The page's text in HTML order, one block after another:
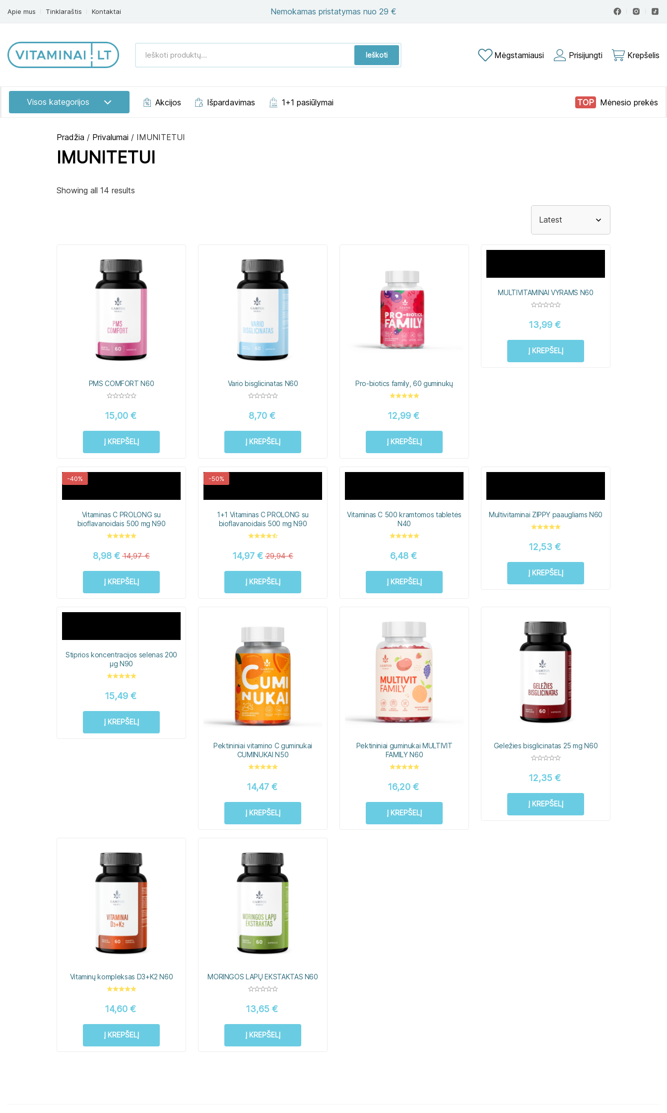
Apie mus Tinklaraštis Kontaktai Nemokamas pristatymas nuo 29 €
Ieškoti
produktų:
Ieškoti Mėgstamiausi Prisijungti Krepšelis
Visos kategorijos Akcijos Išpardavimas 1+1 pasiūlymai Mėnesio prekės
Pradžia / Privalumai / IMUNITETUI
IMUNITETUI
Showing all 14 results
PMS COMFORT N60
15,00 €
Į KREPŠELĮ
Vario bisglicinatas N60
8,70 €
Į KREPŠELĮ
Pro-biotics family, 60 guminukų
12,99 €
Į KREPŠELĮ
MULTIVITAMINAI VYRAMS N60
13,99 €
Į KREPŠELĮ
-40%
Vitaminas C PROLONG su
bioflavanoidais 500 mg N90
14,97€
8,98 €
Į KREPŠELĮ
-50%
1+1 Vitaminas C PROLONG su
bioflavanoidais 500 mg N90
29,94€
14,97 €
Į KREPŠELĮ
Vitaminas C 500 kramtomos tabletės
N40
6,48 €
Į KREPŠELĮ
Multivitaminai ZIPPY paaugliams N60
12,53 €
Į KREPŠELĮ
Stiprios koncentracijos selenas 200
μg N90
15,49 €
Į KREPŠELĮ
Pektininiai vitamino C guminukai
CUMINUKAI N50
14,47 €
Į KREPŠELĮ
Pektininiai guminukai MULTIVIT
FAMILY N60
16,20 €
Į KREPŠELĮ
Geležies bisglicinatas 25 mg N60
12,35 €
Į KREPŠELĮ
Vitaminų kompleksas D3+K2 N60
14,60 €
Į KREPŠELĮ
MORINGOS LAPŲ EKSTAKTAS N60
13,65 €
Į KREPŠELĮ